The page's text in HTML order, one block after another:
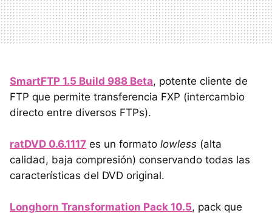
SmartFTP 1.5 Build 988 Beta, potente cliente de
FTP que permite transferencia FXP (intercambio
directo entre diversos FTPs).
ratDVD 0.6.1117 es un formato lowless (alta
calidad, baja compresión) conservando todas las
características del DVD original.
Longhorn Transformation Pack 10.5, pack que